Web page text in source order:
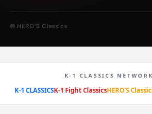
© HERO'S Classics
K-1 CLASSICS NETWORK
K-1 CLASSICSK-1 Fight ClassicsHERO'S